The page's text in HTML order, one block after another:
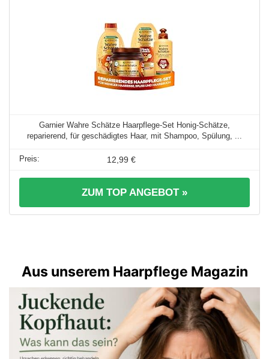
Garnier Wahre Schätze Haarpflege-Set Honig-Schätze,
reparierend, für geschädigtes Haar, mit Shampoo, Spülung, ...
12,99 €
ZUM TOP ANGEBOT »
Aus unserem Haarpflege Magazin